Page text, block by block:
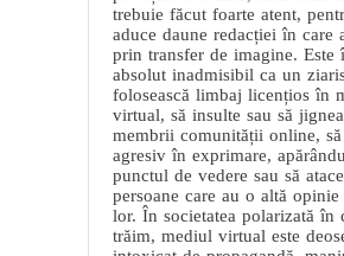
trebuie făcut foarte atent,
aduce daune redacției în care
prin transfer de imagine. Este
absolut inadmisibil ca un
folosească limbaj licențios în
virtual, să insulte sau să
membrii comunității online,
agresiv în exprimare,
punctul de vedere sau să
persoane care au o altă opinie
lor. În societatea polarizată în
trăim, mediul virtual este